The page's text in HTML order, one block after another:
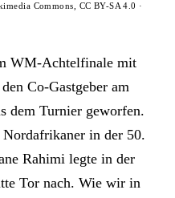
Commons, CC BY-SA 4.0 ·
WM-Achtelfinale mit
Co-Gastgeber am
dem Turnier geworfen.
in der 50.
Rahimi legte in der
Tor nach. Wie wir in